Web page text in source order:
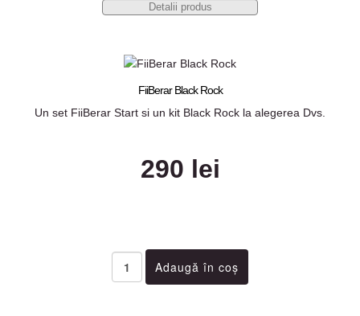
Detalii produs
FiiBerar Black Rock
Un set FiiBerar Start si un kit Black Rock la alegerea Dvs.
290 lei